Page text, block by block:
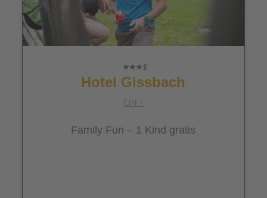
Hotel Gissbach
CIN +
Family Fun – 1 Kind gratis